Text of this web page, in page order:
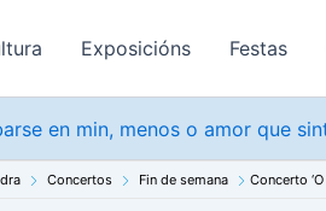
Exposicións Festas
en min, menos o amor que
Concertos Fin de semana Concerto